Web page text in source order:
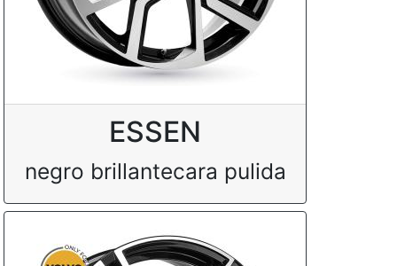
ESSEN
negro brillantecara pulida